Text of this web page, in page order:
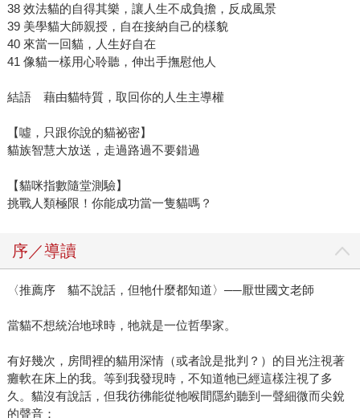
38 效法貓的自得其樂，讓人生不成負擔，反成風景
39 美學貓大師親授，自在接納自己的樣貌
40 來當一回貓，人生好自在
41 像貓一樣用心聆聽，伸出手撫慰他人
結語 藉由貓特質，取回你的人生主導權
【噓，只跟你說的貓祕密】
貓族智慧大放送，走過路過不要錯過
【貓咪指數隨堂測驗】
挑戰人類極限！你能成功當一隻貓嗎？
序／導讀
〈推薦序 貓不說話，但牠什麼都知道〉──厭世國文老師
當貓不想統治地球時，牠就是一位哲學家。
有好幾次，房間裡的貓用深情（或者說是批判？）的目光注視著
癱軟在床上的我。等到我發現時，不知道牠已經這樣注視了多
久。貓沒有說話，但我彷彿能從牠喉間隱約聽到一聲細微而尖銳
的聲音：